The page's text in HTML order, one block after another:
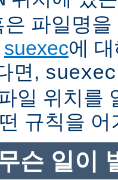
파일명
suexec에
면,
일 위치를
규칙을
슨 일이